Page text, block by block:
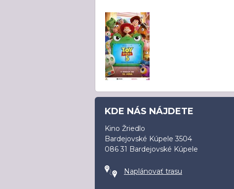
KDE NÁS NÁJDETE
Kino Žriedlo
Bardejovské Kúpele 3504
086 31 Bardejovské Kúpele
Naplánovať trasu